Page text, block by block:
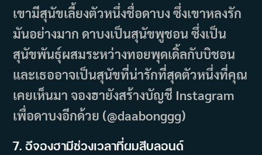
เขามีสุนัขเลี้ยงตัวหนึ่งชื่อดาบง ซึ่งเขาหลงรัก
มันอย่างมาก ดาบงเป็นสุนัขพูชอน ซึ่งเป็น
สุนัขพันธุ์ผสมระหว่างทอยพุดเดิ้ลกับบิชอน
และเธออาจเป็นสุนัขที่น่ารักที่สุดตัวหนึ่งที่คุณ
เคยเห็นมา จองฮายังสร้างบัญชี Instagram
เพื่อดาบงอีกด้วย (@daabonggg)
7. อีจองฮามีช่วงเวลาที่ผมสีบลอนด์